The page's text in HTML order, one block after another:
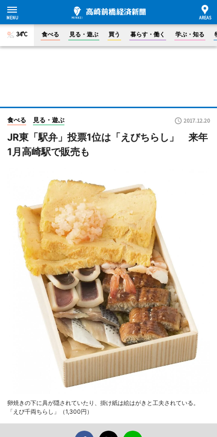
34°C 食べる 見る・遊ぶ 買う 暮らす・働く 学ぶ・知る
食べる 見る・遊ぶ 2017.12.20
JR東「駅弁」投票1位は「えびちらし」 来年
1月高崎駅で販売も
卵焼きの下に具が隠されていたり、掛け紙は絵はがきと工夫されている。
「えび千両ちらし」（1,300円）